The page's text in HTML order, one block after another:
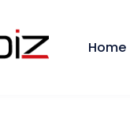
Home